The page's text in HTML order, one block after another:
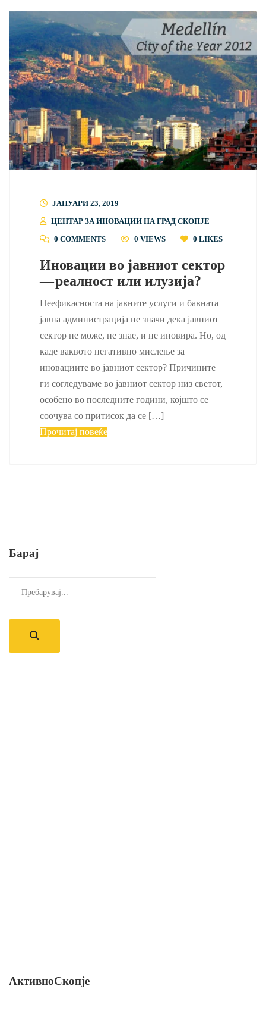
ЈАНУАРИ 23, 2019
ЦЕНТАР ЗА ИНОВАЦИИ НА ГРАД СКОПЈЕ
0 COMMENTS
0 VIEWS 0 LIKES
Иновации во јавниот сектор
— реалност или илузија?
Неефикасноста на јавните услуги и бавната
јавна администрација не значи дека јавниот
сектор не може, не знае, и не иновира. Но, од
каде ваквото негативно мислење за
иновациите во јавниот сектор? Причините
ги согледуваме во јавниот сектор низ светот,
особено во последните години, којшто се
соочува со притисок да се […]
Прочитај повеќе
Барај
АктивноСкопје